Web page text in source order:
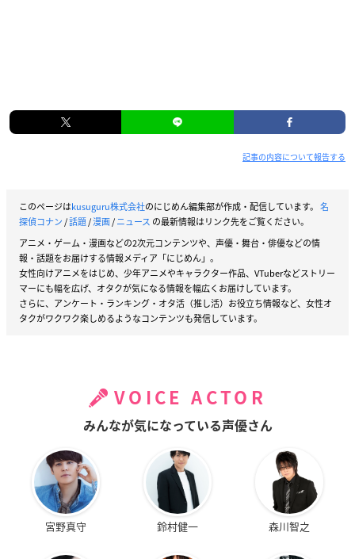
記事の内容について報告する
このページはkusuguru株式会社のにじめん編集部が作成・配信しています。 名
探偵コナン/話題/漫画/ニュース の最新情報はリンク先をご覧ください。
アニメ・ゲーム・漫画などの2次元コンテンツや、声優・舞台・俳優などの情
報・話題をお届けする情報メディア「にじめん」。
女性向けアニメをはじめ、少年アニメやキャラクター作品、VTuberなどストリー
マーにも幅を広げ、オタクが気になる情報を幅広くお届けしています。
さらに、アンケート・ランキング・オタ活（推し活）お役立ち情報など、女性オ
タクがワクワク楽しめるようなコンテンツも発信しています。
VOICE ACTOR
みんなが気になっている声優さん
宮野真守 鈴村健一 森川智之